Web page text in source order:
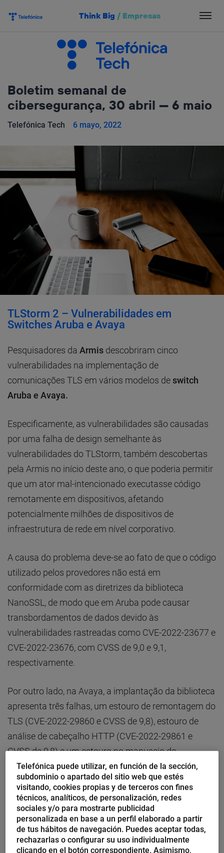
Think Big / Empresas
Boletim semanal de
cibersegurança, 30 abril — 6 maio
Telefónica Tech 6 mayo, 2022
TLStorm 2 – Vulnerabilidades em
Switches Aruba e Avaya
Pesquisadores da Armis descobriram cinco
vulnerabilidades na implementação de
comunicações TLS em vários modelos deswitch
Aruba e Avaya.
Especificamente, as vulnerabilidades são causadas
por uma falha de design semelhante às
vulnerabilidades do TLStorm, também descobertas
pela Armis no início deste ano, o que poderia permitir
que um ator mal-intencionado executasse código
remotamente em dispositivos, afetando
potencialmente milhões de dispositivos de
infraestrutura de rede em nível corporativo.
A causa do problema deve-se ao fato de que o código
utilizado pelos provedores não está em
conformidade com as diretrizes da biblioteca
NanoSSL, de modo que em Aruba pode causar
transbordamentos de dados devido às
vulnerabilidades rastreadas como CVE-2022-23677 e
CVE-2022-23676, com CVSS de 9,0 e 9,1,
respectivamente.
Por outro lado, na Avaya, a implantação da biblioteca
apresenta três falhas, um estouro de remontagem do
TLS (CVE-2022-29860 e CVSS de 9,8), estouro de
análise de cabeçalho HTTP (CVE-2022-29861 e
CVSS de 9,8) e um estouro no manuseio de
solicitações http post, sem CVE atribuído.
Além disso, se as vulnerabilidades forem exploradas
de forma satisfatória, poderá produzir desde
vazamentos de informações, a apreensão completa
do dispositivo até o movimento lateral e o
Telefónica puede utilizar, en función de la sección,
subdominio o apartado del sitio web que estés
visitando, cookies propias y de terceros con fines
técnicos, analíticos, de personalización, redes
sociales y/o para mostrarte publicidad
personalizada en base a un perfil elaborado a partir
de tus hábitos de navegación. Puedes aceptar todas,
rechazarlas o configurar su uso individualmente
clicando en el botón correspondiente. Asimismo,